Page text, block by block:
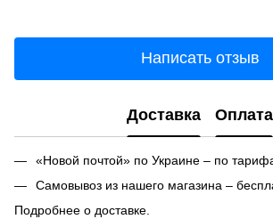
Написать отзыв
Доставка Оплата
«Новой почтой» по Украине – по
Самовывоз из нашего магазина –
Подробнее о доставке.